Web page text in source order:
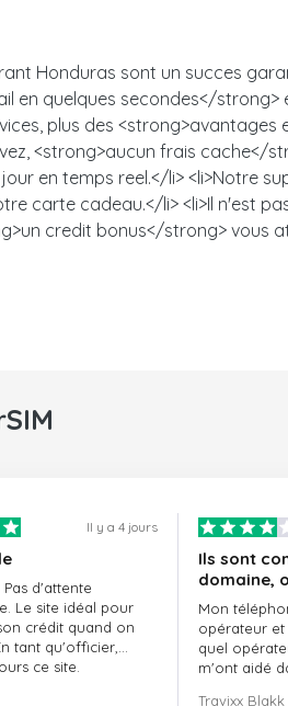
Honduras sont un succes
en quelques secondes</
plus des <strong>avantages
<strong>aucun frais cache</
en temps reel.</li> <li>Notre
carte cadeau.</li> <li>Il n'est
credit bonus</strong> vous
Il y a 4 jours
d'attente
Le site idéal pour
crédit quand on
tant qu'officier,
ce site.
Ils sont
domaine,
confiance
ponctuels
Mon
opérateur et
quel
m'ont aidé
Travixx Blakk